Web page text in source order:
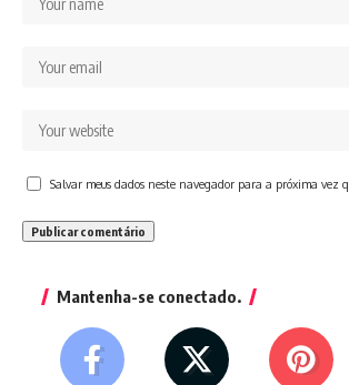
Salvar meus dados neste navegador para a próxima vez
Mantenha-se conectado.